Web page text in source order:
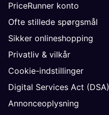
PriceRunner konto
Ofte stillede spørgsmål
Sikker onlineshopping
Privatliv & vilkår
Cookie-indstillinger
Digital Services Act (DSA)
Annonceoplysning